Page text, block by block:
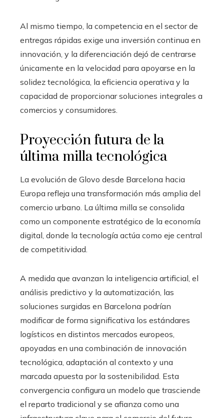
Al mismo tiempo, la competencia en el sector de
entregas rápidas exige una inversión continua en
innovación, y la diferenciación dejó de centrarse
únicamente en la velocidad para apoyarse en la
solidez tecnológica, la eficiencia operativa y la
capacidad de proporcionar soluciones integrales a
comercios y consumidores.
Proyección futura de la
última milla tecnológica
La evolución de Glovo desde Barcelona hacia
Europa refleja una transformación más amplia del
comercio urbano. La última milla se consolida
como un componente estratégico de la economía
digital, donde la tecnología actúa como eje central
de competitividad.
A medida que avanzan la inteligencia artificial, el
análisis predictivo y la automatización, las
soluciones surgidas en Barcelona podrían
modificar de forma significativa los estándares
logísticos en distintos mercados europeos,
apoyadas en una combinación de innovación
tecnológica, adaptación al contexto y una
marcada apuesta por la sostenibilidad. Esta
convergencia configura un modelo que trasciende
el reparto tradicional y se afianza como una